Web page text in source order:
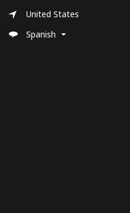
United States
Spanish